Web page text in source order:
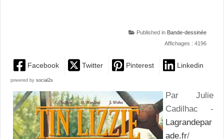
Published in Bande-dessinée
Affichages : 4196
Facebook Twitter Pinterest Linkedin
powered by social2s
Par Julie
Cadilhac -
Lagrandepar
ade.fr/